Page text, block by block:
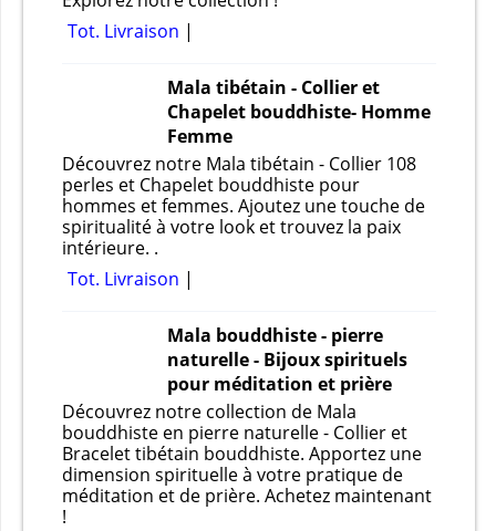
Tot. Livraison
Mala tibétain - Collier et
Chapelet bouddhiste- Homme
Femme
Découvrez notre Mala tibétain - Collier 108
perles et Chapelet bouddhiste pour
hommes et femmes. Ajoutez une touche de
spiritualité à votre look et trouvez la paix
intérieure. .
Tot. Livraison
Mala bouddhiste - pierre
naturelle - Bijoux spirituels
pour méditation et prière
Découvrez notre collection de Mala
bouddhiste en pierre naturelle - Collier et
Bracelet tibétain bouddhiste. Apportez une
dimension spirituelle à votre pratique de
méditation et de prière. Achetez maintenant
!